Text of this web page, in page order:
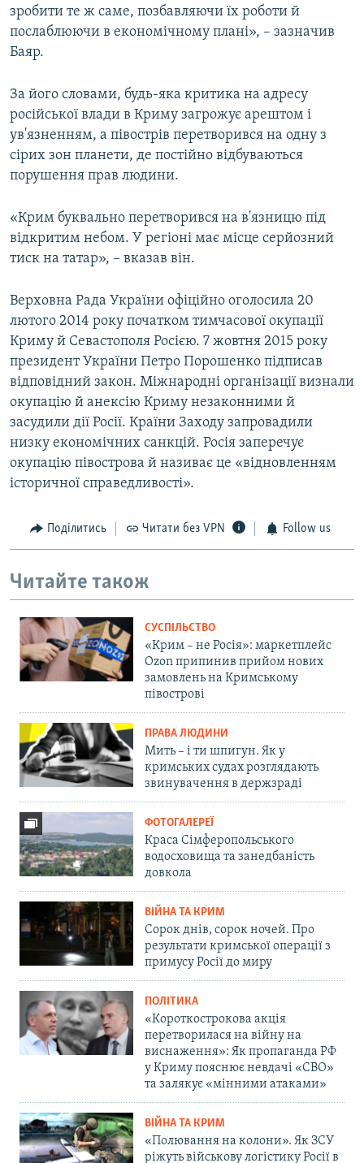
зробити те ж саме, позбавляючи їх роботи й
послаблюючи в економічному плані», – зазначив
Баяр.
За його словами, будь-яка критика на адресу
російської влади в Криму загрожує арештом і
ув'язненням, а півострів перетворився на одну з
сірих зон планети, де постійно відбуваються
порушення прав людини.
«Крим буквально перетворився на в'язницю під
відкритим небом. У регіоні має місце серйозний
тиск на татар», – вказав він.
Верховна Рада України офіційно оголосила 20
лютого 2014 року початком тимчасової окупації
Криму й Севастополя Росією. 7 жовтня 2015 року
президент України Петро Порошенко підписав
відповідний закон. Міжнародні організації визнали
окупацію й анексію Криму незаконними й
засудили дії Росії. Країни Заходу запровадили
низку економічних санкцій. Росія заперечує
окупацію півострова й називає це «відновленням
історичної справедливості».
Поділитись Читати без VPN Follow us
Читайте також
СУСПІЛЬСТВО
«Крим – не Росія»: маркетплейс
Ozon припинив прийом нових
замовлень на Кримському
півострові
ПРАВА ЛЮДИНИ
Мить – і ти шпигун. Як у
кримських судах розглядають
звинувачення в держзраді
ФОТОГАЛЕРЕЇ
Краса Сімферопольського
водосховища та занедбаність
довкола
ВІЙНА ТА КРИМ
Сорок днів, сорок ночей. Про
результати кримської операції з
примусу Росії до миру
ПОЛІТИКА
«Короткострокова акція
перетворилася на війну на
виснаження»: Як пропаганда РФ
у Криму пояснює невдачі «СВО»
та залякує «мінними атаками»
ВІЙНА ТА КРИМ
«Полювання на колони». Як ЗСУ
ріжуть військову логістику Росії в